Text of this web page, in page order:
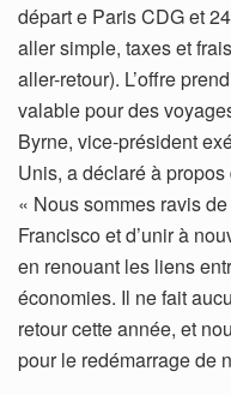
départ e Paris CDG et
aller simple, taxes et
aller-retour). L’offre
valable pour des
Byrne, vice-président
Unis, a déclaré à
« Nous sommes ravis
Francisco et d’unir à
en renouant les liens
économies. Il ne fait
retour cette année, et
pour le redémarrage de